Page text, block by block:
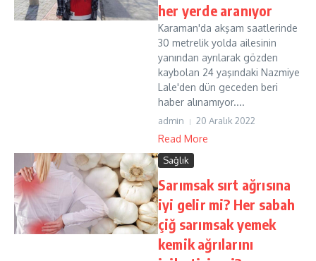
her yerde aranıyor
Karaman'da akşam saatlerinde
30 metrelik yolda ailesinin
yanından ayrılarak gözden
kaybolan 24 yaşındaki Nazmiye
Lale'den dün geceden beri
haber alınamıyor....
admin 20 Aralık 2022
Read More
Sağlık
Sarımsak sırt ağrısına
iyi gelir mi? Her sabah
çiğ sarımsak yemek
kemik ağrılarını